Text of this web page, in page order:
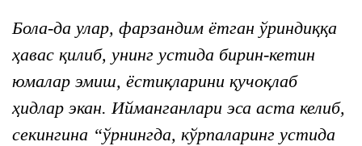
Бола-да улар, фарзандим ётган ўриндиққа
ҳавас қилиб, унинг устида бирин-кетин
юмалар эмиш, ёстиқларини қучоқлаб
ҳидлар экан. Ийманганлари эса аста келиб,
секингина “ўрнингда, кўрпаларинг устида